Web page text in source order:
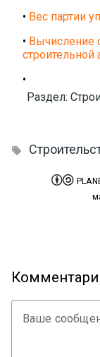
• Вес партии
• Вычисление
строительной
•
Раздел:


Ваше